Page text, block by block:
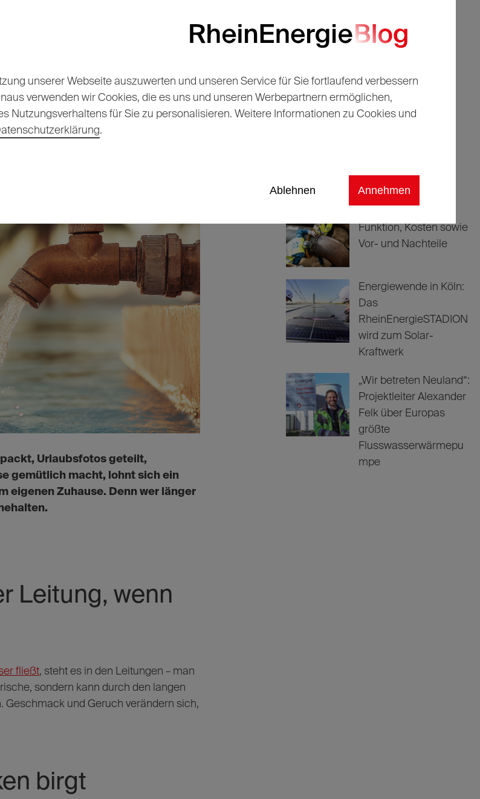
unserer Webseite auszuwerten und unseren Service für Sie fortlaufend verbessern
verwenden wir Cookies, die es uns und unseren Werbepartnern ermöglichen,
Nutzungsverhaltens für Sie zu personalisieren. Weitere Informationen zu Cookies und
.
Annehmen
Ablehnen
Das sind wir
ihr
Urlaubsfotos geteilt,
gemütlich macht, lohnt sich ein
eigenen Zuhause. Denn wer länger
Leitung, wenn
fließt, steht es in den Leitungen – man
sondern kann durch den langen
Geschmack und Geruch verändern sich,
birgt
Top-Beitrag
Funktion, Kosten sowie
Vor- und Nachteile
Energiewende in Köln:
Das
RheinEnergieSTADION
wird zum Solar-
Kraftwerk
„Wir betreten Neuland“:
Projektleiter Alexander
Felk über Europas
größte
Flusswasserwärmepu
mpe